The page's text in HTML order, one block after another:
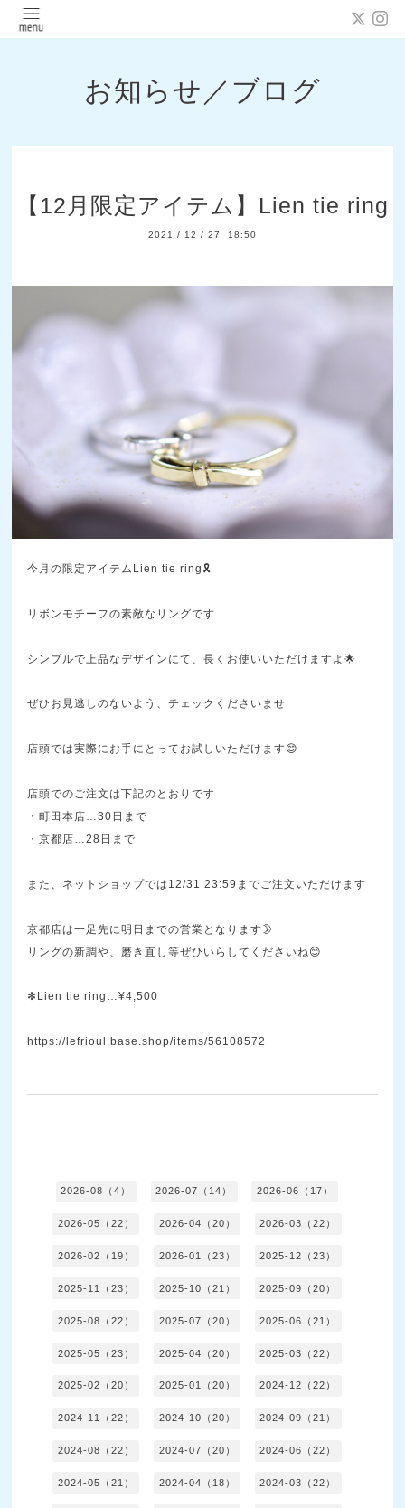
お知らせ／ブログ
【12月限定アイテム】Lien tie ring
2021 / 12 / 27 18:50
今月の限定アイテムLien tie ring🎗
リボンモチーフの素敵なリングです
シンプルで上品なデザインにて、長くお使いいただけますよ🌟
ぜひお見逃しのないよう、チェックくださいませ
店頭では実際にお手にとってお試しいただけます😊
店頭でのご注文は下記のとおりです
・町田本店…30日まで
・京都店…28日まで
また、ネットショップでは12/31 23:59までご注文いただけます
京都店は一足先に明日までの営業となります🌛
リングの新調や、磨き直し等ぜひいらしてくださいね😊
✻Lien tie ring…¥4,500
https://lefrioul.base.shop/items/56108572
2026-08（4） 2026-07（14） 2026-06（17）
2026-05（22） 2026-04（20） 2026-03（22）
2026-02（19） 2026-01（23） 2025-12（23）
2025-11（23） 2025-10（21） 2025-09（20）
2025-08（22） 2025-07（20） 2025-06（21）
2025-05（23） 2025-04（20） 2025-03（22）
2025-02（20） 2025-01（20） 2024-12（22）
2024-11（22） 2024-10（20） 2024-09（21）
2024-08（22） 2024-07（20） 2024-06（22）
2024-05（21） 2024-04（18） 2024-03（22）